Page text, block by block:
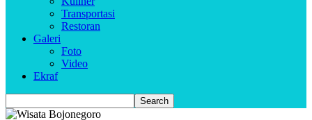
Transportasi
Restoran
Galeri
Foto
Video
Ekraf